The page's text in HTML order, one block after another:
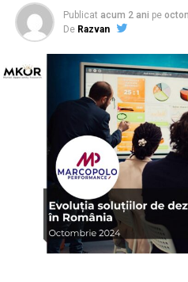
Publicat acum 2 ani pe
De Razvan